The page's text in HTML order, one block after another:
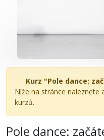
Kurz "Pole dance:
Níže na stránce naleznete
kurzů.
Pole dance: